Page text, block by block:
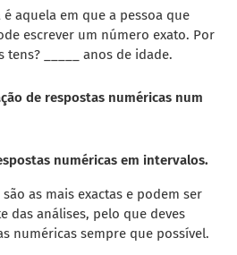
aquela em que a pessoa que
escrever um número exato. Por
tens? _____ anos de idade.
de respostas numéricas num
numéricas em intervalos.
as mais exactas e podem ser
das análises, pelo que deves
numéricas sempre que possível.